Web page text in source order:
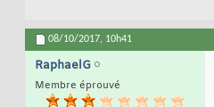
08/10/2017, 10h41
RaphaelG
Membre éprouvé